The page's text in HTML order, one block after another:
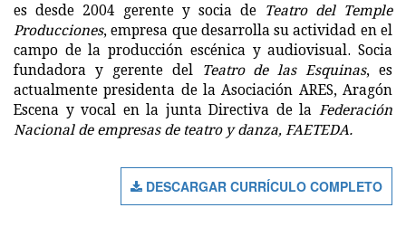
es desde 2004 gerente y socia de
Teatro del Temple
Producciones, empresa que desarrolla su actividad en el
campo de la producción escénica y audiovisual. Socia
fundadora y gerente del
Teatro de las Esquinas, es
actualmente presidenta de la Asociación ARES, Aragón
Escena y vocal en la junta Directiva de la Federación
Nacional de empresas de teatro y danza, FAETEDA.
DESCARGAR CURRÍCULO COMPLETO